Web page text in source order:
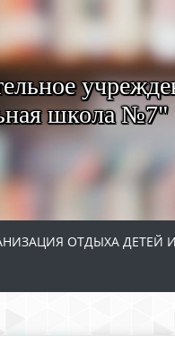
школа №7"
ОТДЫХА ДЕТЕЙ